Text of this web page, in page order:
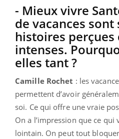
- Mieux vivre
de vacances
histoires perçues
intenses.
elles tant ?
Camille Rochet : les
permettent d’avoir
soi. Ce qui offre une vraie
On a l’impression que ce qui
lointain. On peut tout